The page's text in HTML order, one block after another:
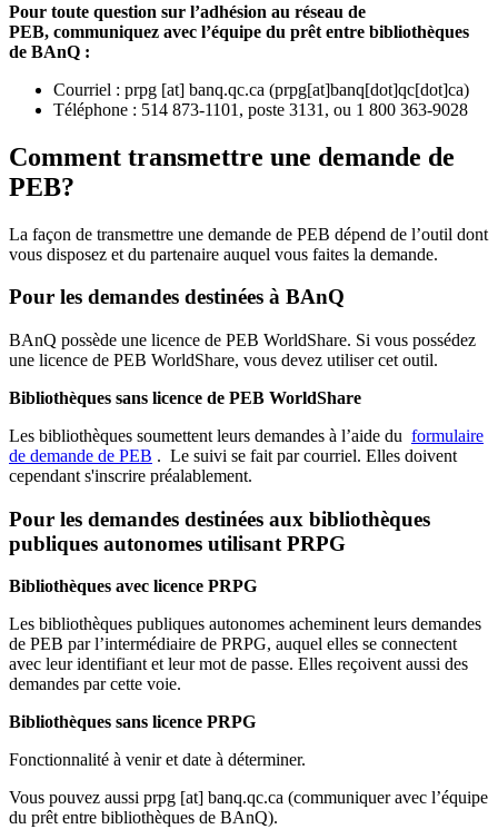
Pour toute question sur l’adhésion au réseau de
PEB, communiquez avec l’équipe du prêt entre bibliothèques
de BAnQ :
Courriel : prpg [at] banq.qc.ca (prpg[at]banq[dot]qc[dot]ca)
Téléphone : 514 873-1101, poste 3131, ou 1 800 363-9028
Comment transmettre une demande de
PEB?
La façon de transmettre une demande de PEB dépend de l’outil dont
vous disposez et du partenaire auquel vous faites la demande.
Pour les demandes destinées à BAnQ
BAnQ possède une licence de PEB WorldShare. Si vous possédez
une licence de PEB WorldShare, vous devez utiliser cet outil.
Bibliothèques sans licence de PEB WorldShare
Les bibliothèques soumettent leurs demandes à l’aide du formulaire
de demande de PEB . Le suivi se fait par courriel. Elles doivent
cependant s'inscrire préalablement.
Pour les demandes destinées aux bibliothèques
publiques autonomes utilisant PRPG
Bibliothèques avec licence PRPG
Les bibliothèques publiques autonomes acheminent leurs demandes
de PEB par l’intermédiaire de PRPG, auquel elles se connectent
avec leur identifiant et leur mot de passe. Elles reçoivent aussi des
demandes par cette voie.
Bibliothèques sans licence PRPG
Fonctionnalité à venir et date à déterminer.
Vous pouvez aussi prpg [at] banq.qc.ca (communiquer avec l’équipe
du prêt entre bibliothèques de BAnQ).